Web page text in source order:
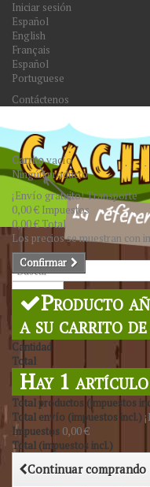
Iniciar sesión
Español
English
Français
Español
Portuguese
Contáctenos
Buscar
Carritovacío
Ningún producto
¡Envío gratuito!Transporte
0,00 € Impuestos
0,00 €Total
Los precios se muestran con
Confirmar
Producto
a su carrito
Cantidad
Total
Hay 1
Total productos (impuestos
Total envío (impuestos incl.)
Impuestos 0,00 €
Total (impuestos incl.)
Continuar comprando